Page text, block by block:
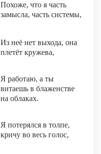
Похоже, что я часть
замысла, часть системы,
Из неё нет выхода, она
плетёт кружева,
Я работаю, а ты
витаешь в блаженстве
на облаках.
Я потерялся в толпе,
кричу во весь голос,